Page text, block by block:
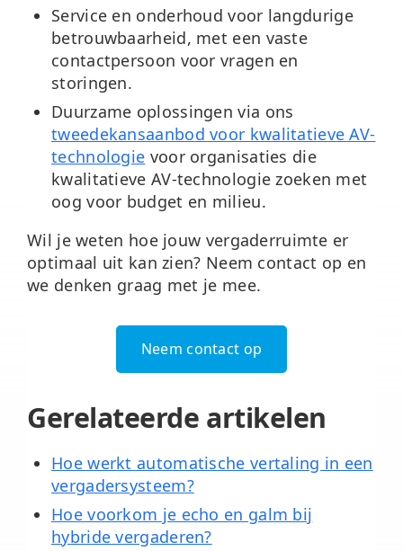
Service en onderhoud voor langdurige
betrouwbaarheid, met een vaste
contactpersoon voor vragen en
storingen.
Duurzame oplossingen via ons
tweedekansaanbod voor kwalitatieve AV-
technologie voor organisaties die
kwalitatieve AV-technologie zoeken met
oog voor budget en milieu.
Wil je weten hoe jouw vergaderruimte er
optimaal uit kan zien? Neem contact op en
we denken graag met je mee.
Neem contact op
Gerelateerde artikelen
Hoe werkt automatische vertaling in een
vergadersysteem?
Hoe voorkom je echo en galm bij
hybride vergaderen?